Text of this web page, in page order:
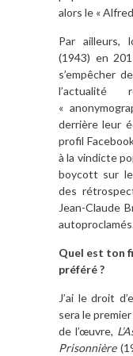
alors le «
Par ailleurs,
(1943) en
s’empêcher
«
derrière leur
profil
à la vindicte
boycott sur
des
Jean-Claude
Quel est ton
préféré ?
J’ai le droit
sera le
de l’œuvre,
Prisonnière